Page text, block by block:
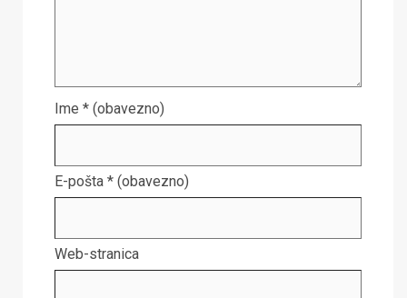
Ime * (obavezno)
E-pošta * (obavezno)
Web-stranica